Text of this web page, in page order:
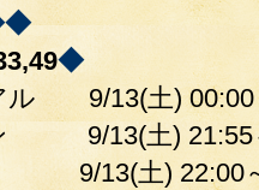
◆
ル 9/13(土) 00:00
9/13(土) 21:55
土) 22:00～